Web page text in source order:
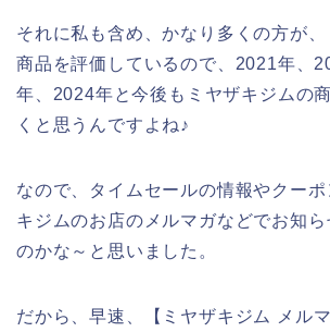
それに私も含め、かなり多くの方が
商品を評価しているので、2021年、
年、2024年と今後もミヤザキジムの
くと思うんですよね♪
なので、タイムセールの情報やクー
キジムのお店のメルマガなどでお知
のかな～と思いました。
だから、早速、【ミヤザキジム メル